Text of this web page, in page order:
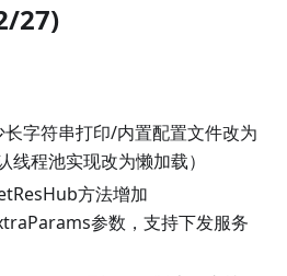
27)
字符串打印/内置配置文件改为
程池实现改为懒加载）
方法增加
参数，支持下发服务